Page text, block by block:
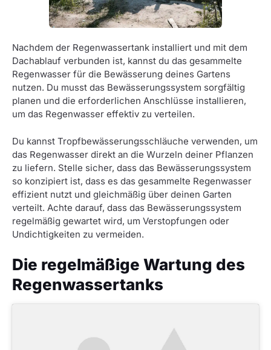
Nachdem der Regenwassertank installiert und mit dem
Dachablauf verbunden ist, kannst du das gesammelte
Regenwasser für die Bewässerung deines Gartens
nutzen. Du musst das Bewässerungssystem sorgfältig
planen und die erforderlichen Anschlüsse installieren,
um das Regenwasser effektiv zu verteilen.
Du kannst Tropfbewässerungsschläuche verwenden, um
das Regenwasser direkt an die Wurzeln deiner Pflanzen
zu liefern. Stelle sicher, dass das Bewässerungssystem
so konzipiert ist, dass es das gesammelte Regenwasser
effizient nutzt und gleichmäßig über deinen Garten
verteilt. Achte darauf, dass das Bewässerungssystem
regelmäßig gewartet wird, um Verstopfungen oder
Undichtigkeiten zu vermeiden.
Die regelmäßige Wartung des
Regenwassertanks